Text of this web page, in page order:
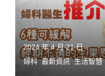
2024 年 4 月 21 日
婦科,最新資訊 ,生活智慧